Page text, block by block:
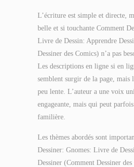
L’écriture est simple et directe,
belle et si touchante Comment
Livre de Dessin: Apprendre
Dessiner des Comics) n’a pas
Les descriptions en ligne si en
semblent surgir de la page, mais
peu lente. L’auteur a une voix
engageante, mais qui peut
familière.
Les thèmes abordés sont
Dessiner: Gnomes: Livre de
Dessiner (Comment Dessiner